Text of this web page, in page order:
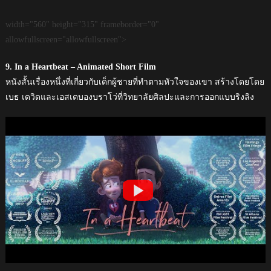
width="560" height="315" frameborder="0"
allowfullscreen="allowfullscreen">
9. In a Heartbeat – Animated Short Film
หนังสั้นเรื่องหนึ่งที่เกี่ยวกับเด็กผู้ชายที่ทำตามหัวใจของเขา สร้างโดยโดย
เบธ เดวิดและเอสเตบองบราโว่ที่วิทยาลัยศิลปะและการออกแบบริงลิง